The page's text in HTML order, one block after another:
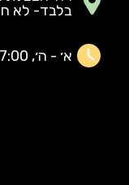
בלבד- לא
א׳ - ה׳, 17:00 - 09:00